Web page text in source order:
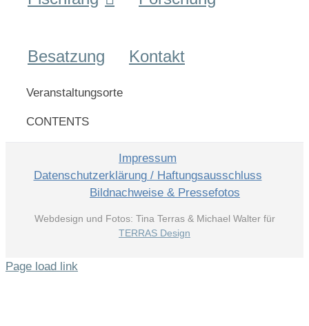
Besatzung Kontakt
Veranstaltungsorte
CONTENTS
Impressum
Datenschutzerklärung / Haftungsausschluss
Bildnachweise & Pressefotos
Webdesign und Fotos: Tina Terras & Michael Walter für
TERRAS Design
Page load link